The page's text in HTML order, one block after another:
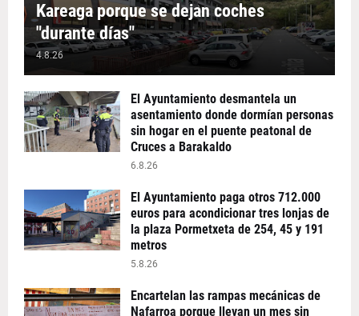
Kareaga porque se dejan coches
"durante días"
4.8.26
El Ayuntamiento desmantela un
asentamiento donde dormían personas
sin hogar en el puente peatonal de
Cruces a Barakaldo
6.8.26
El Ayuntamiento paga otros 712.000
euros para acondicionar tres lonjas de
la plaza Pormetxeta de 254, 45 y 191
metros
5.8.26
Encartelan las rampas mecánicas de
Nafarroa porque llevan un mes sin